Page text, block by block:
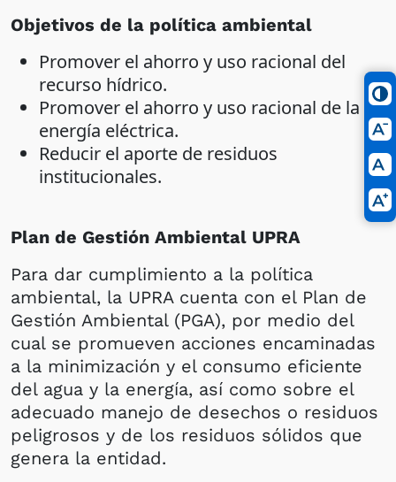
Objetivos de la política ambiental
Promover el ahorro y uso racional del
recurso hídrico.
​Promover el ahorro y us​o racional de la
energía eléctrica.
Reducir el aporte de residuos
institucionales.
​Plan de Gestión Ambiental UPR​​​A
Para dar cumplimiento a la política
ambiental, la UPRA cuenta con el Plan de
Gestión Ambiental (PGA), por medio del
cual se promueven acciones encaminadas
a la minimización y el consumo eficiente
del agua y la energía, así como sobre el
adecuado manejo de desechos o residuos
peligrosos y de los residuos sólidos que
genera la entidad.